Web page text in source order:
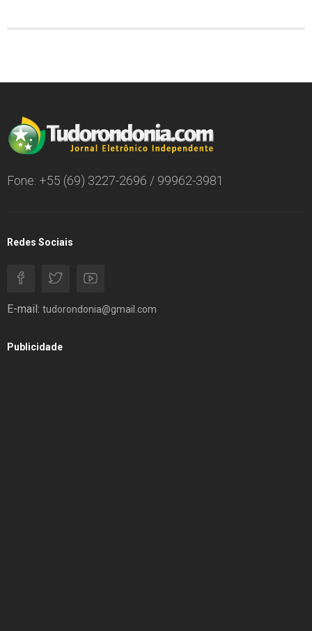
Fone: +55 (69) 3227-2696 / 99962-3981
Redes Sociais
E-mail: tudorondonia@gmail.com
Publicidade